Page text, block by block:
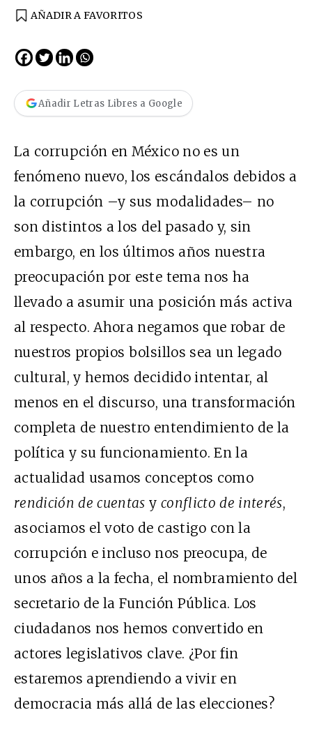
AÑADIR A FAVORITOS
Añadir Letras Libres a Google
La corrupción en México no es un
fenómeno nuevo, los escándalos debidos a
la corrupción –y sus modalidades– no
son distintos a los del pasado y, sin
embargo, en los últimos años nuestra
preocupación por este tema nos ha
llevado a asumir una posición más activa
al respecto. Ahora negamos que robar de
nuestros propios bolsillos sea un legado
cultural, y hemos decidido intentar, al
menos en el discurso, una transformación
completa de nuestro entendimiento de la
política y su funcionamiento. En la
actualidad usamos conceptos como
rendición de cuentas y conflicto de interés,
asociamos el voto de castigo con la
corrupción e incluso nos preocupa, de
unos años a la fecha, el nombramiento del
secretario de la Función Pública. Los
ciudadanos nos hemos convertido en
actores legislativos clave. ¿Por fin
estaremos aprendiendo a vivir en
democracia más allá de las elecciones?